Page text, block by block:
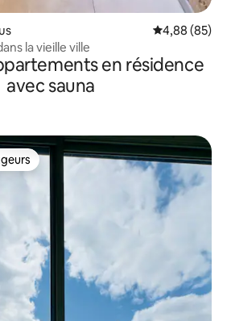
Évaluation
4,88 (85)
la vieille ville
en résidence
avec sauna